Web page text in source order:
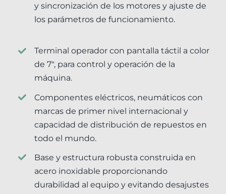
y sincronización de los motores y ajuste de
los parámetros de funcionamiento.
Terminal operador con pantalla táctil a color
de 7″, para control y operación de la
máquina.
Componentes eléctricos, neumáticos con
marcas de primer nivel internacional y
capacidad de distribución de repuestos en
todo el mundo.
Base y estructura robusta construida en
acero inoxidable proporcionando
durabilidad al equipo y evitando desajustes